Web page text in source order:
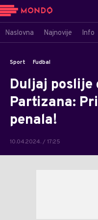
Naslovna Najnovije Info
Sport Fudbal
Duljaj poslije
Partizana:
penala!
10.04.2024. / 17:25